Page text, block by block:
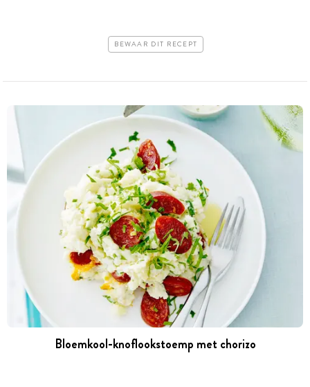
BEWAAR DIT RECEPT
Bloemkool-knoflookstoemp met chorizo